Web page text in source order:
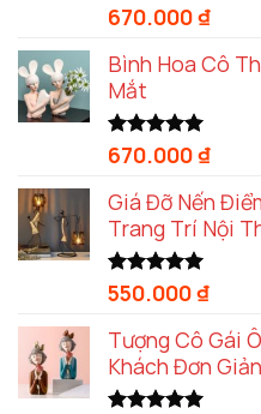
Được xếp
hạng 5.00
5 sao
670.000₫
Bình Hoa Cô
Mắt
Được xếp
hạng 5.00
5 sao
670.000₫
Giá Đỡ Nến
Trang Trí Nội
Được xếp
hạng 5.00
550.000₫
Tượng Cô Gái
Khách Đơn Giản